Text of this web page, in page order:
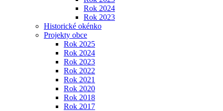
Rok 2024
Rok 2023
Historické okénko
Projekty obce
Rok 2025
Rok 2024
Rok 2023
Rok 2022
Rok 2021
Rok 2020
Rok 2018
Rok 2017